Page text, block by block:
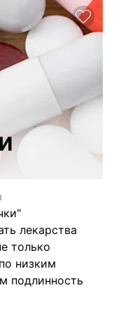
лекарства
только
низким
подлинность